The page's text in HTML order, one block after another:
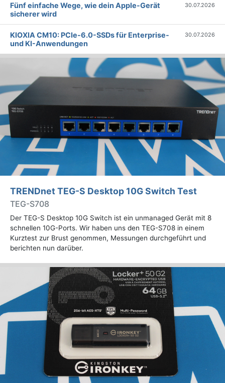
Fünf einfache Wege, wie dein Apple-Gerät
sicherer wird
30.07.2026
KIOXIA CM10: PCIe-6.0-SSDs für Enterprise-
und KI-Anwendungen
30.07.2026
TRENDnet TEG-S Desktop 10G Switch Test
TEG-S708
Der TEG-S Desktop 10G Switch ist ein unmanaged Gerät mit 8
schnellen 10G-Ports. Wir haben uns den TEG-S708 in einem
Kurztest zur Brust genommen, Messungen durchgeführt und
berichten nun darüber.